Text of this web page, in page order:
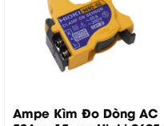
Ampe Kìm Đo Dòng AC